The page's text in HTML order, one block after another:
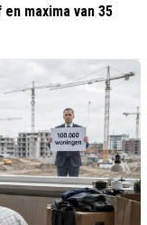
maxima van 35